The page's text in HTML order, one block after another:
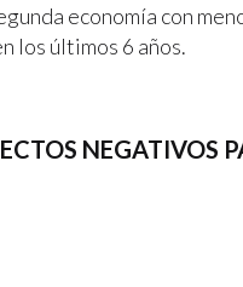
economía con
los últimos 6 años.
NEGATIVOS